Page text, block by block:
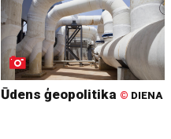
Ūdens ģeopolitika © DIENA